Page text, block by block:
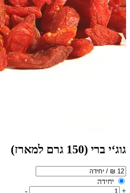
גוג‘י ברי (150 גרם למארז)
יחידה
+
-